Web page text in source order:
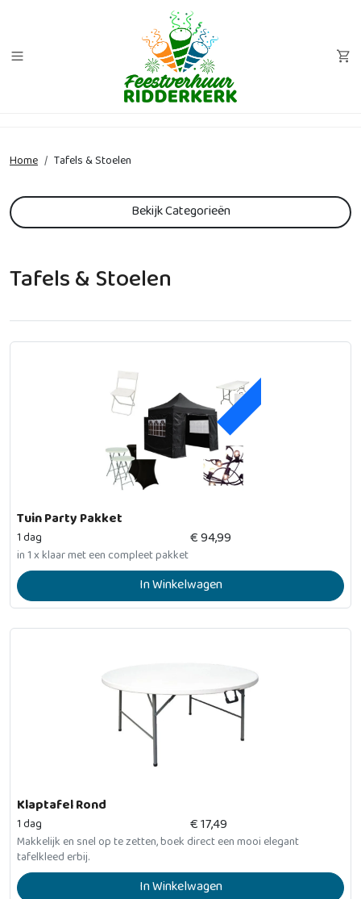
Home Tafels & Stoelen
Bekijk Categorieën
Tafels & Stoelen
ACTIE
Tuin Party Pakket
1 dag €94,99
in 1 x klaar met een compleet pakket
In Winkelwagen
Klaptafel Rond
1 dag €17,49
Makkelijk en snel op te zetten, boek direct een mooi elegant
tafelkleed erbij.
In Winkelwagen